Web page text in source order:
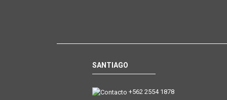
SANTIAGO
+562 2554 1878